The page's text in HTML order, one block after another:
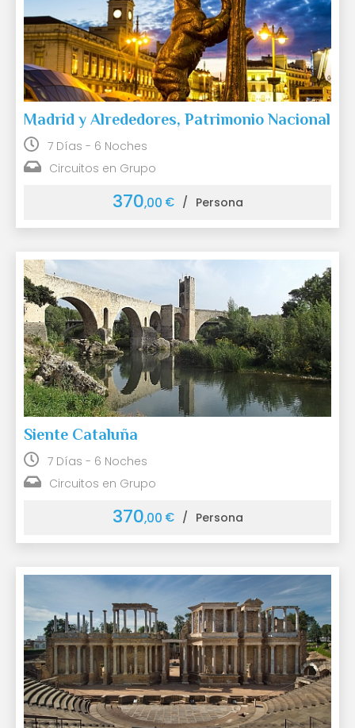
Madrid y Alrededores, Patrimonio Nacional
7 Días - 6 Noches
Circuitos en Grupo
370,00 € / Persona
Siente Cataluña
7 Días - 6 Noches
Circuitos en Grupo
370,00 € / Persona